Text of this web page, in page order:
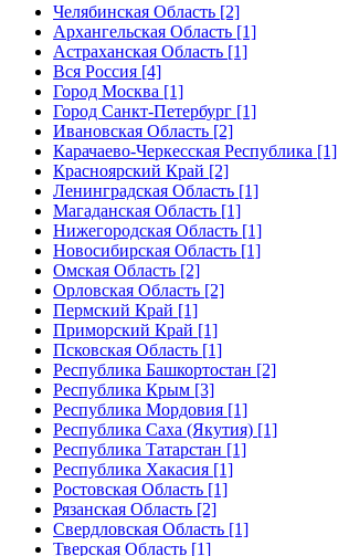
Челябинская Область [2]
Архангельская Область [1]
Астраханская Область [1]
Вся Россия [4]
Город Москва [1]
Город Санкт-Петербург [1]
Ивановская Область [2]
Карачаево-Черкесская Республика [1]
Красноярский Край [2]
Ленинградская Область [1]
Магаданская Область [1]
Нижегородская Область [1]
Новосибирская Область [1]
Омская Область [2]
Орловская Область [2]
Пермский Край [1]
Приморский Край [1]
Псковская Область [1]
Республика Башкортостан [2]
Республика Крым [3]
Республика Мордовия [1]
Республика Саха (Якутия) [1]
Республика Татарстан [1]
Республика Хакасия [1]
Ростовская Область [1]
Рязанская Область [2]
Свердловская Область [1]
Тверская Область [1]